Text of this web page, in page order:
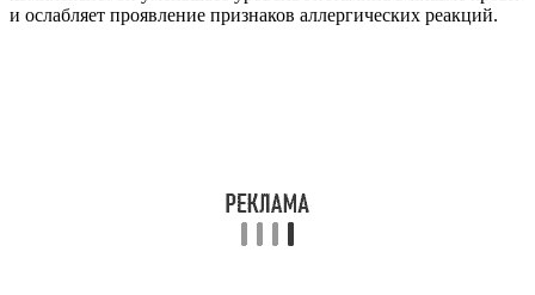
и ослабляет проявление признаков аллергических реакций.